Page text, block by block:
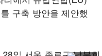
구축 방안을 제안했